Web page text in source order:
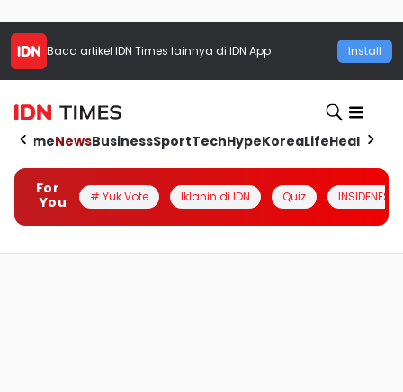
Baca artikel IDN Times lainnya di IDN App Install
HomeNewsBusinessSportTechHypeKoreaLifeHealth
For
You
# Yuk Vote Iklanin di IDN Quiz INSIDENESIA